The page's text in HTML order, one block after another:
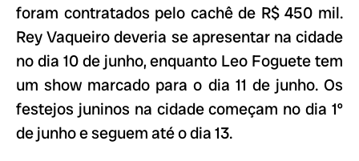
foram contratados pelo cachê de R$ 450 mil.
Rey Vaqueiro deveria se apresentar na cidade
no dia 10 de junho, enquanto Leo Foguete tem
um show marcado para o dia 11 de junho. Os
festejos juninos na cidade começam no dia 1º
de junho e seguem até o dia 13.